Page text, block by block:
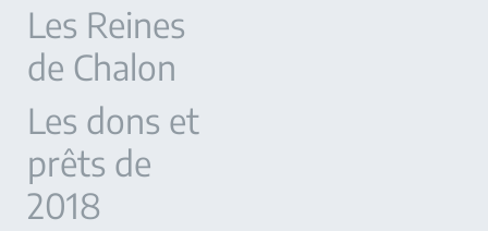
Les Reines
de Chalon
Les dons et
prêts de
2018